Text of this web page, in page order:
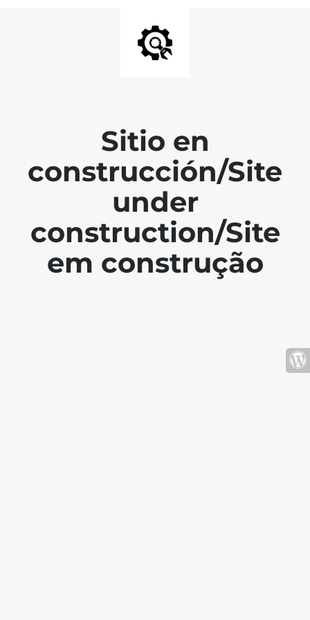
Sitio en
construcción/Site
under
construction/Site
em construção